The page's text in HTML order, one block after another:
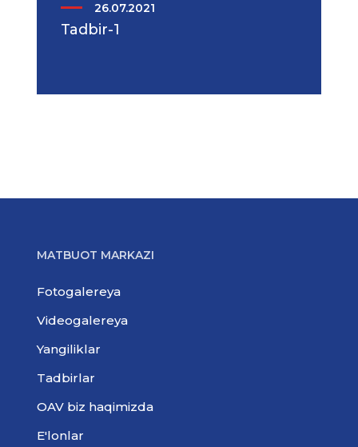
26.07.2021
Tadbir-1
MATBUOT MARKAZI
Fotogalereya
Videogalereya
Yangiliklar
Tadbirlar
OAV biz haqimizda
E'lonlar